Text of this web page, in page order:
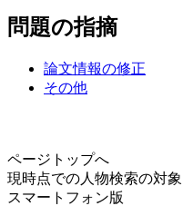
問題の指摘
論文情報の修正
その他
ページトップへ
現時点での人物検索の対
スマートフォン版